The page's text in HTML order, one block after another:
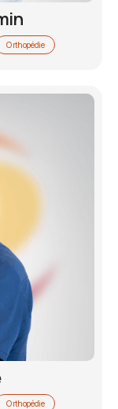
Orthopédie
Orthopédie